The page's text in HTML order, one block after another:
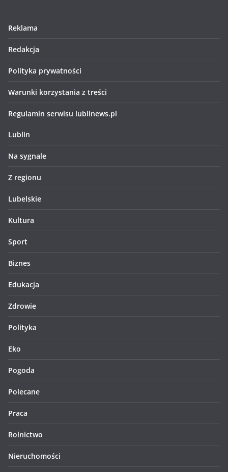
Reklama
Redakcja
Polityka prywatności
Warunki korzystania z treści
Regulamin serwisu lublinews.pl
Lublin
Na sygnale
Z regionu
Lubelskie
Kultura
Sport
Biznes
Edukacja
Zdrowie
Polityka
Eko
Pogoda
Polecane
Praca
Rolnictwo
Nieruchomości